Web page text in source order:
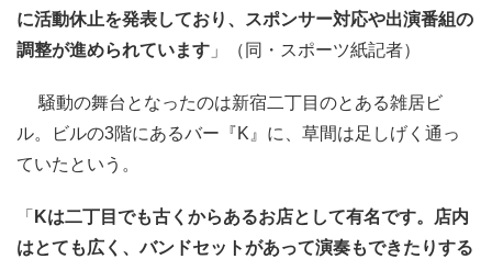
に活動休止を発表しており、スポンサー対応や出演番組の
調整が進められています 」（同・スポーツ紙記者）
騒動の舞台となったのは新宿二丁目のとある雑居ビ
ル。ビルの3階にあるバー『K』に、草間は足しげく通っ
ていたという。
「 Kは二丁目でも古くからあるお店として有名です。店内
はとても広く、バンドセットがあって演奏もできたりする